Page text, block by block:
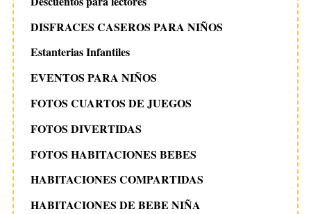
DISFRACES CASEROS PARA NIÑOS
Estanterias Infantiles
EVENTOS PARA NIÑOS
FOTOS CUARTOS DE JUEGOS
FOTOS DIVERTIDAS
FOTOS HABITACIONES BEBES
HABITACIONES COMPARTIDAS
HABITACIONES DE BEBE NIÑA